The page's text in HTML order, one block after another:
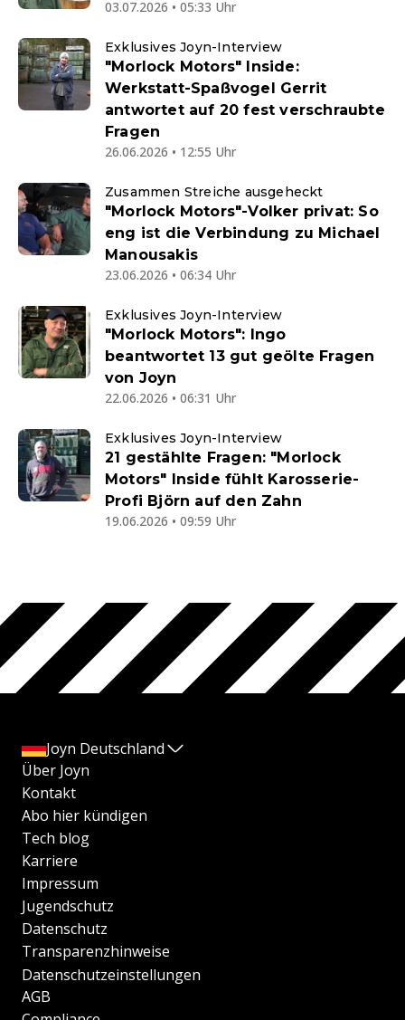
03.07.2026 • 05:33 Uhr
Exklusives Joyn-Interview
"Morlock Motors" Inside:
Werkstatt-Spaßvogel Gerrit
antwortet auf 20 fest verschraubte
Fragen
26.06.2026 • 12:55 Uhr
Zusammen Streiche ausgeheckt
"Morlock Motors"-Volker privat: So
eng ist die Verbindung zu Michael
Manousakis
23.06.2026 • 06:34 Uhr
Exklusives Joyn-Interview
"Morlock Motors": Ingo
beantwortet 13 gut geölte Fragen
von Joyn
22.06.2026 • 06:31 Uhr
Exklusives Joyn-Interview
21 gestählte Fragen: "Morlock
Motors" Inside fühlt Karosserie-
Profi Björn auf den Zahn
19.06.2026 • 09:59 Uhr
Joyn Deutschland
Über Joyn
Kontakt
Abo hier kündigen
Tech blog
Karriere
Impressum
Jugendschutz
Datenschutz
Transparenzhinweise
Datenschutzeinstellungen
AGB